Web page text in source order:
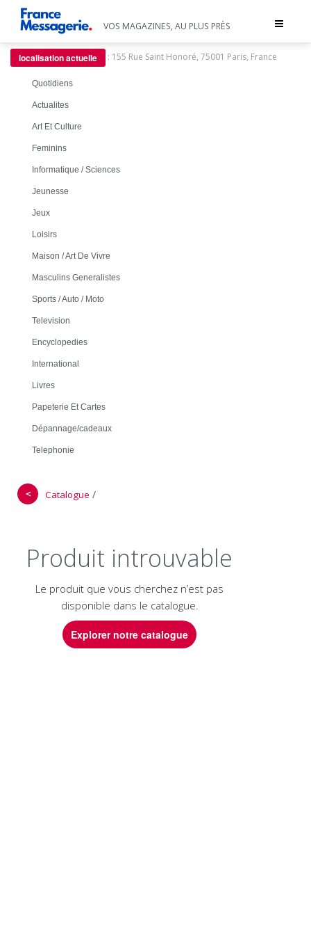
Toggle
VOS MAGAZINES, AU PLUS PRÈS
localisation actuelle : 155 Rue Saint Honoré, 75001 Paris, France
Quotidiens
Actualites
Art Et Culture
Feminins
Informatique / Sciences
Jeunesse
Jeux
Loisirs
Maison / Art De Vivre
Masculins Generalistes
Sports / Auto / Moto
Television
Encyclopedies
International
Livres
Papeterie Et Cartes
Dépannage/cadeaux
Telephonie
＜ Catalogue /
Produit introuvable
Le produit que vous cherchez n’est pas
disponible dans le catalogue.
Explorer notre catalogue